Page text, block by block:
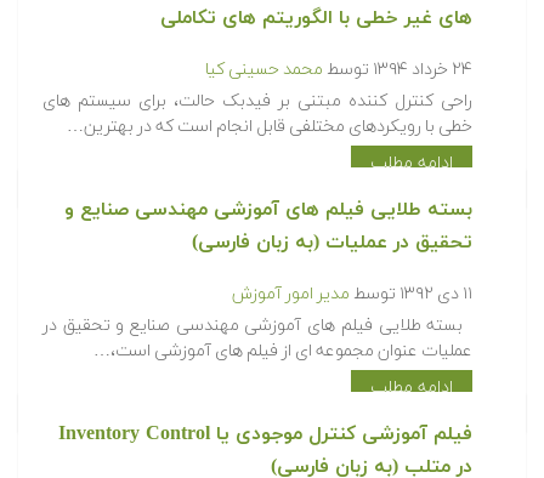
های غیر خطی با الگوریتم های تکاملی
۲۴ خرداد ۱۳۹۴ توسط محمد حسینی کیا
راحی کنترل کننده مبتنی بر فیدبک حالت، برای سیستم های
خطی با رویکردهای مختلفی قابل انجام است که در بهترین…
ادامه مطلب
بسته طلایی فیلم های آموزشی مهندسی صنایع و
تحقیق در عملیات (به زبان فارسی)
۱۱ دی ۱۳۹۲ توسط مدیر امور آموزش
بسته طلایی فیلم های آموزشی مهندسی صنایع و تحقیق در
عملیات عنوان مجموعه ای از فیلم های آموزشی است،…
ادامه مطلب
فیلم آموزشی کنترل موجودی یا Inventory Control
در متلب (به زبان فارسی)